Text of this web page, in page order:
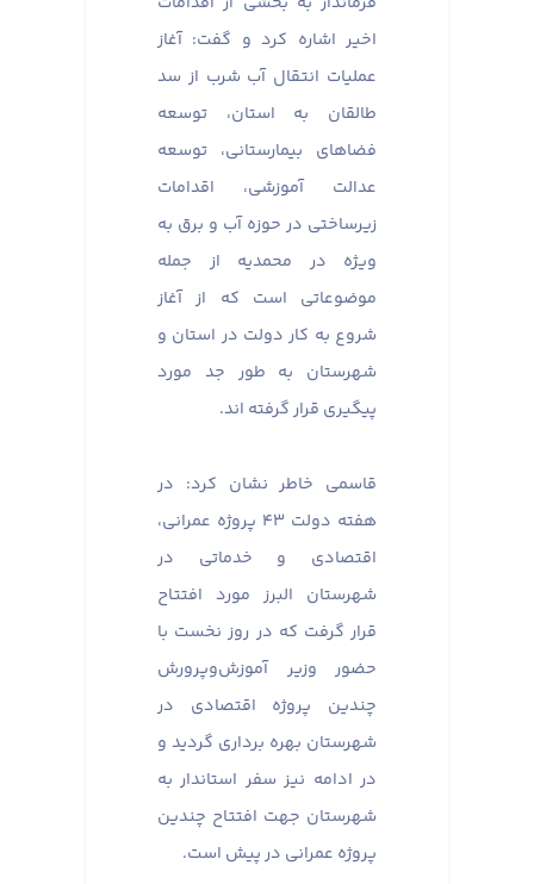
اخیر اشاره کرد و گفت: آغاز
عملیات انتقال آب شرب از سد
طالقان به استان، توسعه
فضاهای بیمارستانی، توسعه
عدالت آموزشی، اقدامات
زیرساختی در حوزه آب و برق به
ویژه در محمدیه از جمله
موضوعاتی است که از آغاز
شروع به کار دولت در استان و
شهرستان به طور جد مورد
پیگیری قرار گرفته اند.
قاسمی خاطر نشان کرد: در
هفته دولت ۴۳ پروژه عمرانی،
اقتصادی و خدماتی در
شهرستان البرز مورد افتتاح
قرار گرفت که در روز نخست با
حضور وزیر آموزش‌وپرورش
چندین پروژه اقتصادی در
شهرستان بهره برداری گردید و
در ادامه نیز سفر استاندار به
شهرستان جهت افتتاح چندین
پروژه عمرانی در پیش است.